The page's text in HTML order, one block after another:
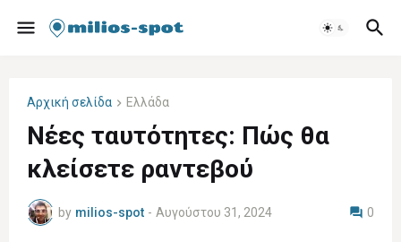
Αρχική σελίδα Ελλάδα
Νέες ταυτότητες: Πώς θα
κλείσετε ραντεβού
by milios-spot - Αυγούστου 31, 2024 0